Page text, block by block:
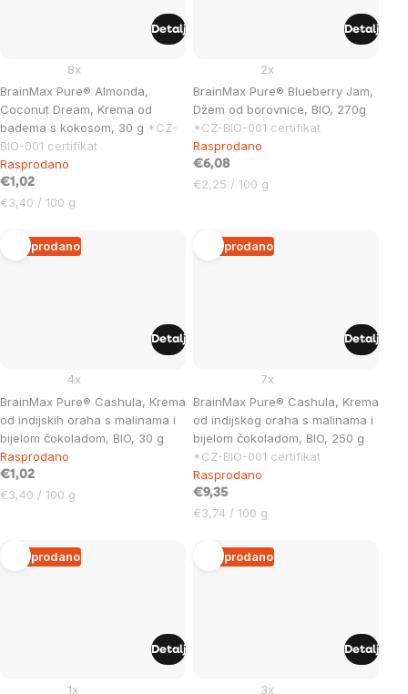
BrainMax Pure® Almonda,
Coconut Dream, Krema od
badema s kokosom, 30 g *CZ-
BIO-001 certifikat
8x
Rasprodano
€1,02
Cijena
€3,40 / 100 g
Detalj
BrainMax Pure® Blueberry Jam,
Džem od borovnice, BIO, 270g
*CZ-BIO-001 certifikat
2x
Rasprodano
€6,08
Cijena
€2,25 / 100 g
Detalj
Rasprodano
BrainMax Pure® Cashula, Krema
od indijskih oraha s malinama i
bijelom čokoladom, BIO, 30 g
4x
Rasprodano
€1,02
Cijena
€3,40 / 100 g
Detalj
Rasprodano
BrainMax Pure® Cashula, Krema
od indijskog oraha s malinama i
bijelom čokoladom, BIO, 250 g
*CZ-BIO-001 certifikat
7x
Rasprodano
€9,35
Cijena
€3,74 / 100 g
Detalj
Rasprodano
1x
Detalj
Rasprodano
3x
Detalj